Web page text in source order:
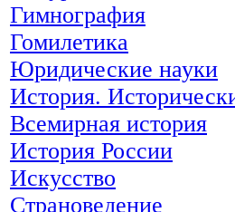
Гимнография
Гомилетика
Юридические науки
История.
Всемирная история
История России
Искусство
Страноведение